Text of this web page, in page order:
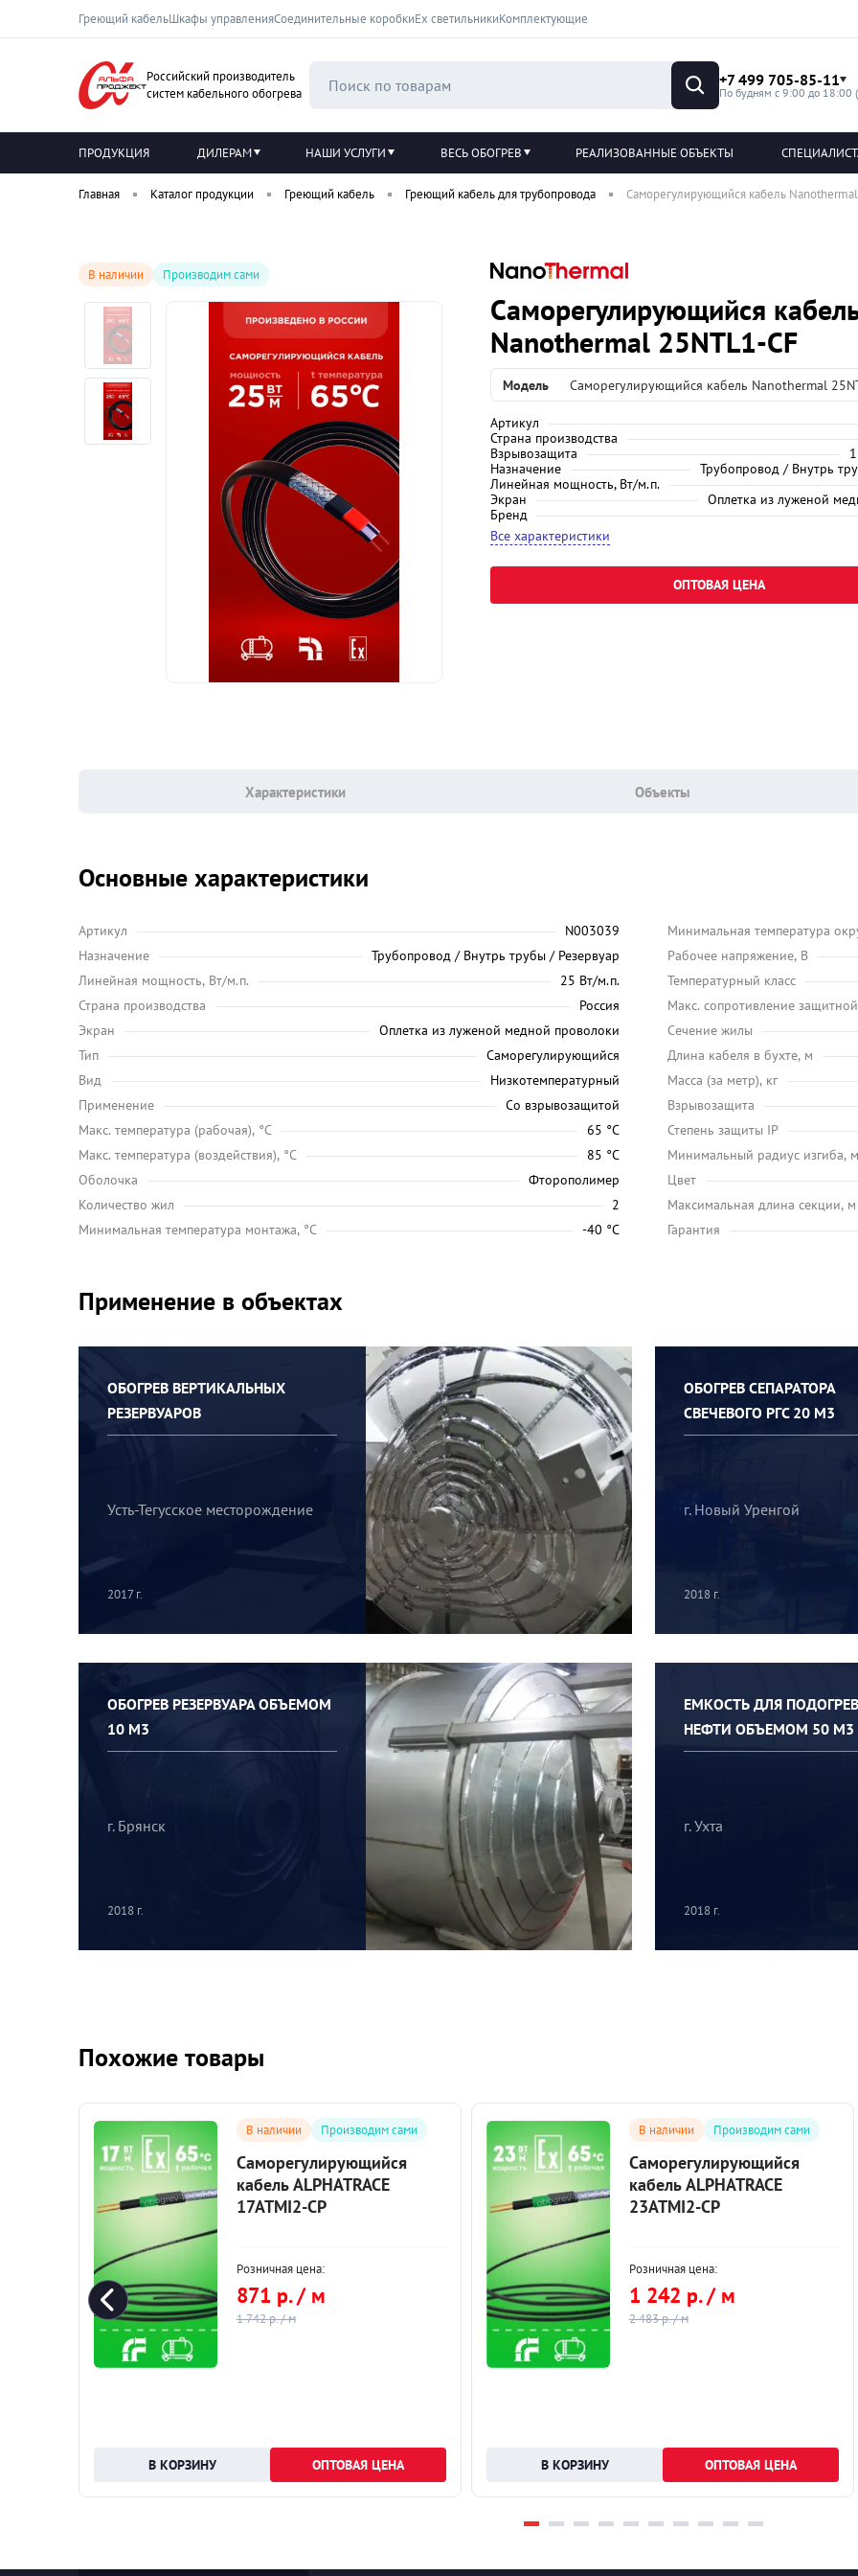
Греющий кабельШкафы управленияСоединительные коробкиЕх светильникиКомплектующие
Российский производитель
систем кабельного обогрева
+7 499 705-85-11
По будням с 9:00 до 18:00
ПРОДУКЦИЯ ДИЛЕРАМ НАШИ УСЛУГИ ВЕСЬ ОБОГРЕВ РЕАЛИЗОВАННЫЕ ОБЪЕКТЫ
Главная Каталог продукции Греющий кабель Греющий кабель для трубопровода Саморегулирующийся кабель
В наличии Производим сами
Саморегулирующийся
Nanothermal 25NTL1-CF
Модель Саморегулирующийся кабель Nanothermal
Артикул
Страна производства
Взрывозащита
Назначение
Трубопровод / Внутрь
Линейная мощность, Вт/м.п.
Экран
Оплетка из луженой
Бренд
Все характеристики
ОПТОВАЯ ЦЕНА
Характеристики Объекты
Основные характеристики
Артикул
N003039
Назначение
Трубопровод / Внутрь трубы / Резервуар
Линейная мощность, Вт/м.п.
25 Вт/м.п.
Страна производства
Россия
Экран
Оплетка из луженой медной проволоки
Тип
Саморегулирующийся
Вид
Низкотемпературный
Применение
Со взрывозащитой
Maкс. температура (рабочая), °C
65 °C
Макс. температура (воздействия), °C
85 °C
Оболочка
Фторополимер
Количество жил
2
Минимальная температура монтажа, °C
-40 °C
Минимальная температура
Рабочее напряжение, В
Температурный класс
Макс. сопротивление
Сечение жилы
Длина кабеля в бухте, м
Масса (за метр), кг
Взрывозащита
Степень защиты IP
Минимальный радиус изгиба,
Цвет
Максимальная длина секции, м
Гарантия
Применение в объектах
ОБОГРЕВ ВЕРТИКАЛЬНЫХ
РЕЗЕРВУАРОВ
Усть-Тегусское месторождение
2017 г.
ОБОГРЕВ СЕПАРАТОРА
СВЕЧЕВОГО РГС 20 М3
г. Новый Уренгой
2018 г.
ОБОГРЕВ РЕЗЕРВУАРА ОБЪЕМОМ
10 М3
г. Брянск
2018 г.
ЕМКОСТЬ ДЛЯ
НЕФТИ ОБЪЕМОМ 50 М3
г. Ухта
2018 г.
Похожие товары
В наличии Производим сами
Саморегулирующийся
кабель ALPHATRACE
17ATMI2-CP
Розничная цена:
871 р. / м
1 742 р. / м
ОПТОВАЯ ЦЕНА
В наличии Производим сами
Саморегулирующийся
кабель ALPHATRACE
23ATMI2-CP
Розничная цена:
1 242 р. / м
2 483 р. / м
ОПТОВАЯ ЦЕНА